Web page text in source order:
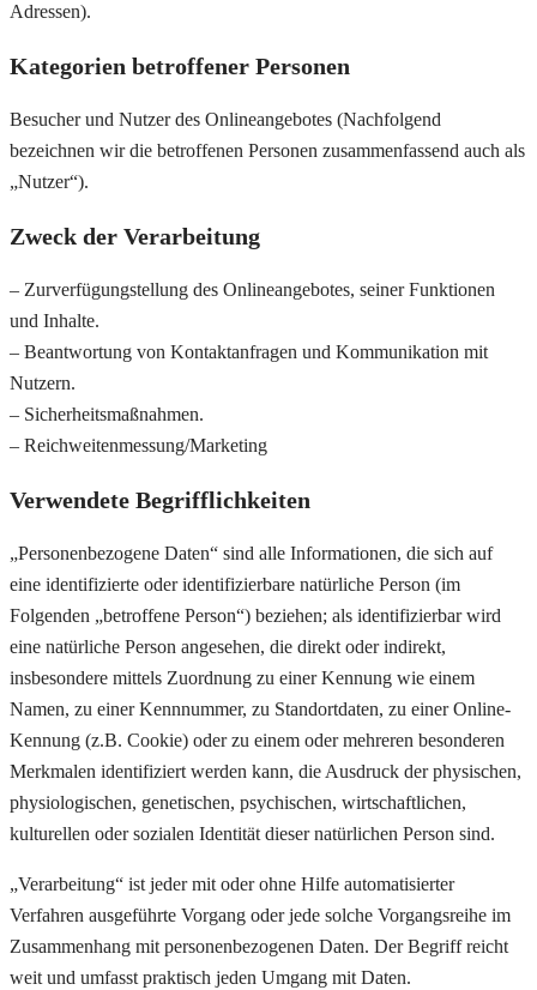
Adressen).
Kategorien betroffener Personen
Besucher und Nutzer des Onlineangebotes (Nachfolgend
bezeichnen wir die betroffenen Personen zusammenfassend auch als
„Nutzer“).
Zweck der Verarbeitung
– Zurverfügungstellung des Onlineangebotes, seiner Funktionen
und Inhalte.
– Beantwortung von Kontaktanfragen und Kommunikation mit
Nutzern.
– Sicherheitsmaßnahmen.
– Reichweitenmessung/Marketing
Verwendete Begrifflichkeiten
„Personenbezogene Daten“ sind alle Informationen, die sich auf
eine identifizierte oder identifizierbare natürliche Person (im
Folgenden „betroffene Person“) beziehen; als identifizierbar wird
eine natürliche Person angesehen, die direkt oder indirekt,
insbesondere mittels Zuordnung zu einer Kennung wie einem
Namen, zu einer Kennnummer, zu Standortdaten, zu einer Online-
Kennung (z.B. Cookie) oder zu einem oder mehreren besonderen
Merkmalen identifiziert werden kann, die Ausdruck der physischen,
physiologischen, genetischen, psychischen, wirtschaftlichen,
kulturellen oder sozialen Identität dieser natürlichen Person sind.
„Verarbeitung“ ist jeder mit oder ohne Hilfe automatisierter
Verfahren ausgeführte Vorgang oder jede solche Vorgangsreihe im
Zusammenhang mit personenbezogenen Daten. Der Begriff reicht
weit und umfasst praktisch jeden Umgang mit Daten.